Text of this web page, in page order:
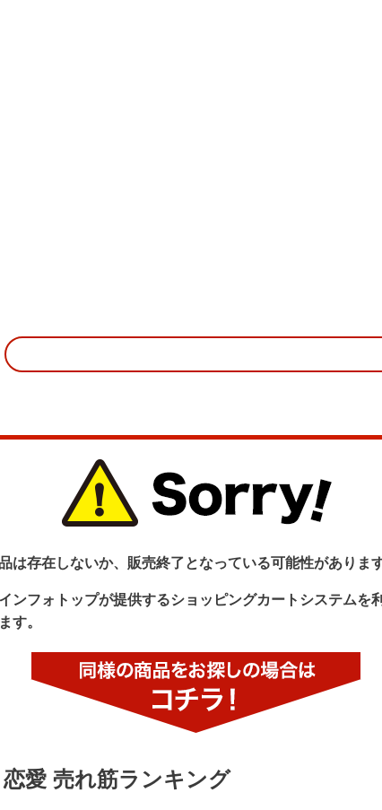
は存在しないか、販売終了となっている可能性があります
ンフォトップが提供するショッピングカートシステムを
す。
恋愛 売れ筋ランキング